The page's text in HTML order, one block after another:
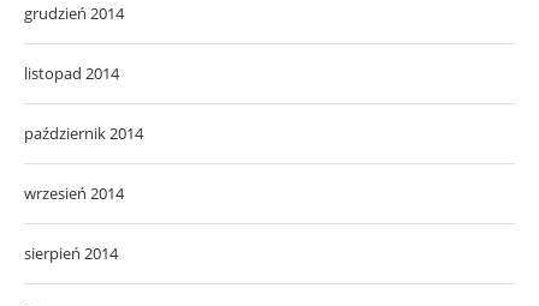
grudzień 2014
listopad 2014
październik 2014
wrzesień 2014
sierpień 2014